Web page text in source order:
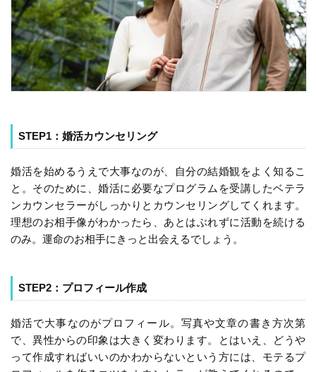
STEP1：婚活カウンセリング
婚活を始めるうえで大事なのが、自分の結婚観をよく知るこ
と。そのために、婚活に必要なプログラムを受講したベテラ
ンカウンセラーがしっかりとカウンセリングしてくれます。
理想のお相手像がわかったら、あとはぶれずに活動を続ける
のみ。運命のお相手にきっと出会えるでしょう。
STEP2：プロフィール作成
婚活で大事なのがプロフィール。写真や文章の書き方次第
で、異性からの印象は大きく変わります。とはいえ、どうや
って作成すればいいのかわからないという方には、モテるプ